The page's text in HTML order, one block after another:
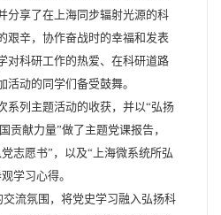
分享了在上海同步辐射光源的科
艰辛，协作奋战时的幸福和发表
对科研工作的热爱、在科研道路
活动的同学们备受鼓舞。
系列主题活动的收获，并以“弘扬
贡献力量”做了主题党课报告，
志愿书”，以及“上海微系统所弘
学习心得。
流氛围，将党史学习融入弘扬科